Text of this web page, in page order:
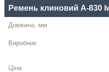
Ремень клиновий A-830